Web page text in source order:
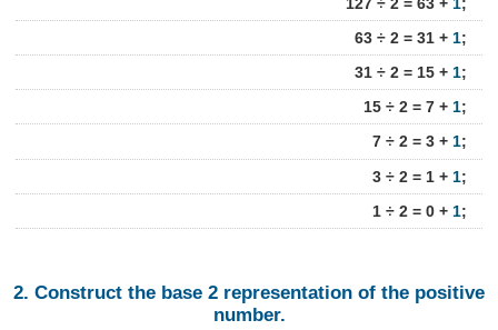
127 ÷ 2 = 63 + 1;
63 ÷ 2 = 31 + 1;
31 ÷ 2 = 15 + 1;
15 ÷ 2 = 7 + 1;
7 ÷ 2 = 3 + 1;
3 ÷ 2 = 1 + 1;
1 ÷ 2 = 0 + 1;
2. Construct the base 2 representation of the positive
number.